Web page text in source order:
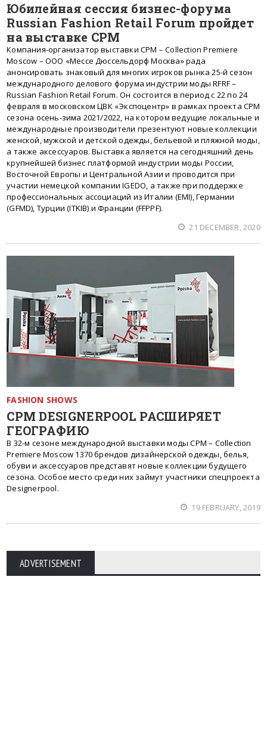
Юбилейная сессия бизнес-форума
Russian Fashion Retail Forum пройдет
на выставке CPM
Компания-организатор выставки CPM – Collection Premiere
Moscow – ООО «Мессе Дюссельдорф Москва» рада
анонсировать знаковый для многих игроков рынка 25-й сезон
международного делового форума индустрии моды RFRF –
Russian Fashion Retail Forum. Он состоится в период с 22 по 24
февраля в московском ЦВК «Экспоцентр» в рамках проекта CPM
сезона осень-зима 2021/2022, на котором ведущие локальные и
международные производители презентуют новые коллекции
женской, мужской и детской одежды, бельевой и пляжной моды,
а также аксессуаров. Выставка является на сегодняшний день
крупнейшей бизнес платформой индустрии моды России,
Восточной Европы и Центральной Азии и проводится при
участии немецкой компании IGEDO, а также при поддержке
профессиональных ассоциаций из Италии (EMI), Германии
(GFMD), Турции (ITKIB) и Франции (FFPPF).
21 DECEMBER, 2020
FASHION SHOWS
CPM DESIGNERPOOL РАСШИРЯЕТ
ГЕОГРАФИЮ
В 32-м сезоне международной выставки моды CPM – Collection
Premiere Moscow 1370 брендов дизайнерской одежды, белья,
обуви и аксессуаров представят новые коллекции будущего
сезона. Особое место среди них займут участники спецпроекта
Designerpool.
19 FEBRUARY, 2019
ADVERTISEMENT